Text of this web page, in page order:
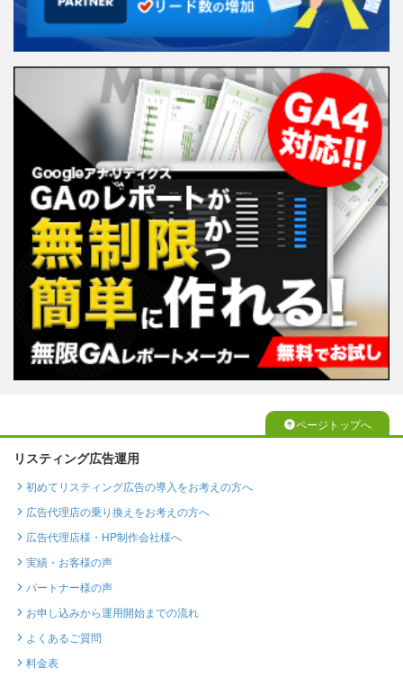
ページトップへ
リスティング広告運用
初めてリスティング広告の導入をお考えの方へ
広告代理店の乗り換えをお考えの方へ
広告代理店様・HP制作会社様へ
実績・お客様の声
パートナー様の声
お申し込みから運用開始までの流れ
よくあるご質問
料金表